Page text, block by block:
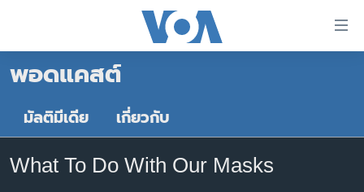
ต่อ
เนื้อหา
ข้าม
หน้าหลัก
โลก
เอเชีย
สหรัฐฯ
พอดแคสต์
มัลติมีเดีย เกี่ยวกับ
What To Do With Our Masks